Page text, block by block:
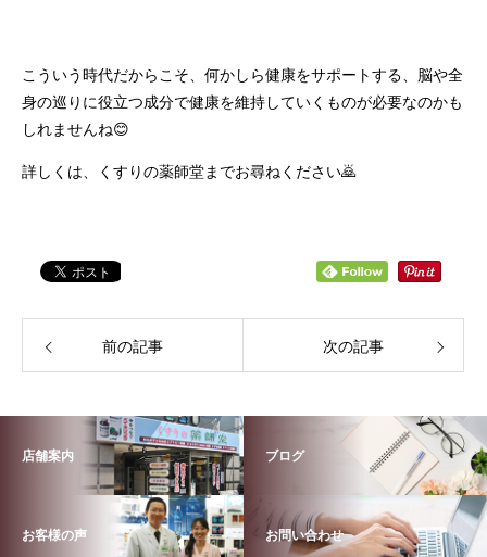
こういう時代だからこそ、何かしら健康をサポートする、脳や全
身の巡りに役立つ成分で健康を維持していくものが必要なのかも
しれませんね😊
詳しくは、くすりの薬師堂までお尋ねください🙇
前の記事 次の記事
店舗案内 ブログ
お客様の声 お問い合わせ